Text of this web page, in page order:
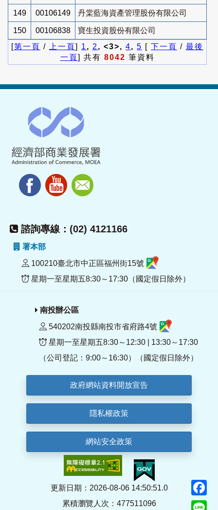
149 00106149 丹棠藍海資產管理股份有限公司
150 00106838
寶生投資股份有限公司
[第一頁 / 上一頁] 1 , 2 , <3>, 4, 5 [ 下一頁 / 最後
一頁] 共有 8042 筆資料
諮詢專線：(02) 4121166
署本部
100210臺北市中正區福州街15號
星期一至星期五8:30～17:30（國定假日除外）
南投辦公區
540202南投縣南投市省府路4號
星期一至星期五8:30～12:30 | 13:30～17:30
（公司登記：9:00～16:30）（國定假日除外）
政府網站資料開放宣告
隱私權政策
網站安全政策
更新日期：2026-08-06 14:50:51.0
累積瀏覽人次：477511096